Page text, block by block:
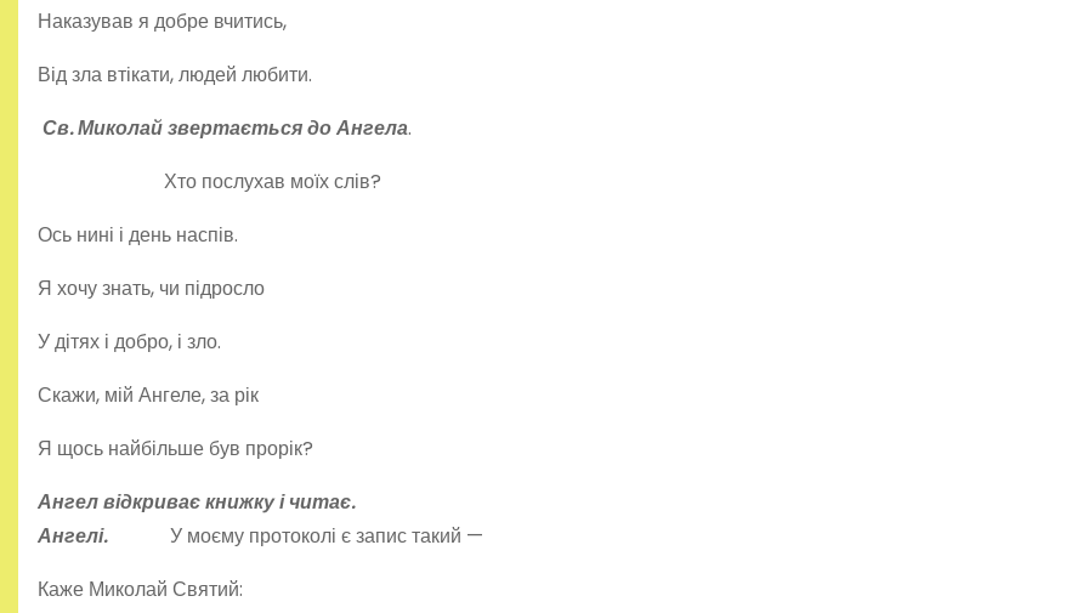
Наказував я добре вчитись,
Від зла втікати, людей любити.
Св. Миколай звертається до Ангела.
Хто послухав моїх слів?
Ось нині і день наспів.
Я хочу знать, чи підросло
У дітях і добро, і зло.
Скажи, мій Ангеле, за рік
Я щось найбільше був прорік?
Ангел відкриває книжку і читає.
Ангелі.У моєму протоколі є запис такий —
Каже Миколай Святий: